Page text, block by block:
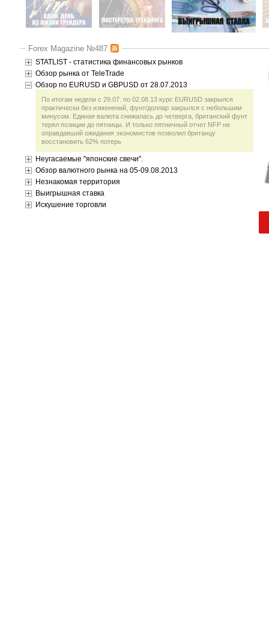
Forex Magazine №487
STATLIST - статистика финансовых рынков
Обзор рынка от TeleTrade
Обзор по EURUSD и GBPUSD от 28.07.2013
По итогам недели с 29.07. по 02.08.13 курс EURUSD закрылся
практически без изменений, фунт/доллар закрылся с небольшим
минусом. Единая валюта снижалась до четверга, британский фунт
терял позиции до пятницы. И только пятничный отчет NFP не
оправдавший ожидания экономистов позволил британцу
восстановить 62% потерь
Неугасаемые "японские свечи".
Обзор валютного рынка на 05-09.08.2013
Незнакомая территория
Выигрышная ставка
Искушение торговли